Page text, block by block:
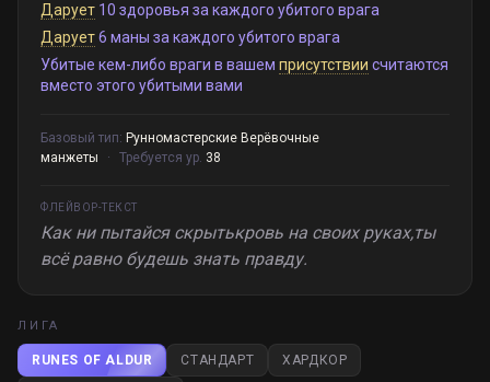
Дарует 10 здоровья за каждого убитого врага
Дарует6 маны за каждого убитого врага
Убитые кем-либо враги в вашем присутствии считаются
вместо этого убитыми вами
Базовый тип: Рунномастерские Верёвочные
манжеты
· Требуется ур. 38
ФЛЕЙВОР-ТЕКСТ
Как ни пытайся скрытькровь на своих руках,ты
всё равно будешь знать правду.
ЛИГА
RUNES OF ALDUR СТАНДАРТ ХАРДКОР